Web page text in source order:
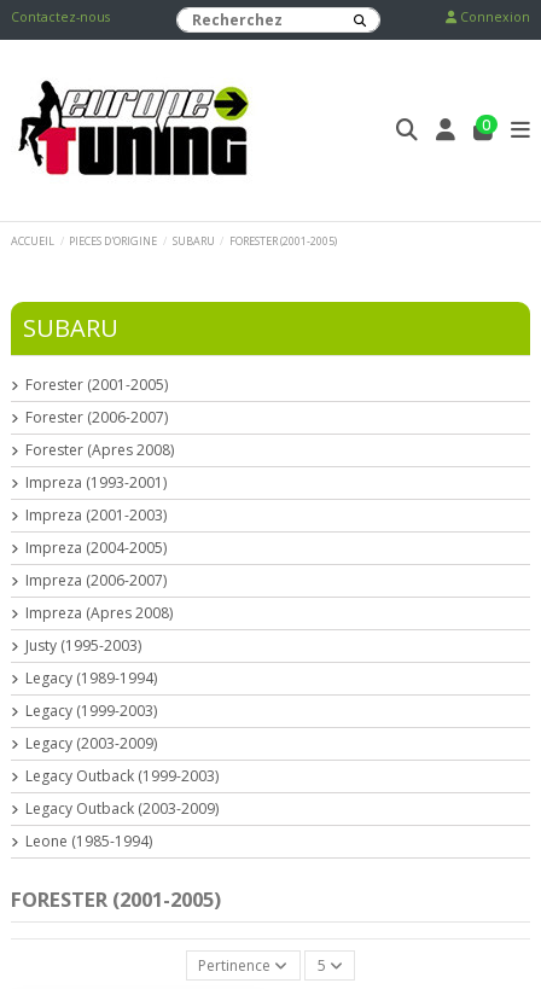
Contactez-nous Connexion
0
ACCUEIL PIECES D'ORIGINE SUBARU FORESTER (2001-2005)
FORESTER (2001-2005)
Pertinence 5
SUBARU
Forester (2001-2005)
Forester (2006-2007)
Forester (Apres 2008)
Impreza (1993-2001)
Impreza (2001-2003)
Impreza (2004-2005)
Impreza (2006-2007)
Impreza (Apres 2008)
Justy (1995-2003)
Legacy (1989-1994)
Legacy (1999-2003)
Legacy (2003-2009)
Legacy Outback (1999-2003)
Legacy Outback (2003-2009)
Leone (1985-1994)